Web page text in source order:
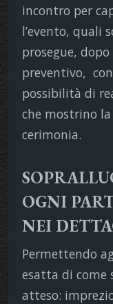
incontro per
l’evento, quali
prosegue,
preventivo,
possibilità di
che mostrino
cerimonia.
OGNI
NEI
Permettendo
esatta di come
atteso: